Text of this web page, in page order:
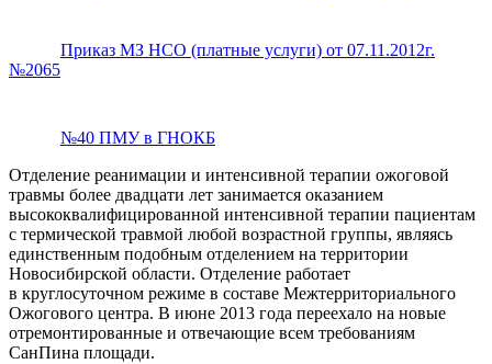
Приказ МЗ НСО (платные услуги) от 07.11.2012г.
№2065
№40 ПМУ в ГНОКБ
Отделение реанимации и интенсивной терапии ожоговой
травмы более двадцати лет занимается оказанием
высококвалифицированной интенсивной терапии пациентам
с термической травмой любой возрастной группы, являясь
единственным подобным отделением на территории
Новосибирской области. Отделение работает
в круглосуточном режиме в составе Межтерриториального
Ожогового центра. В июне 2013 года переехало на новые
отремонтированные и отвечающие всем требованиям
СанПина площади.